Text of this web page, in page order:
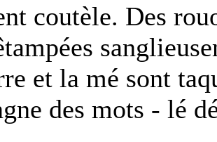
coutèle. Des
et la mé sont
des mots - lé